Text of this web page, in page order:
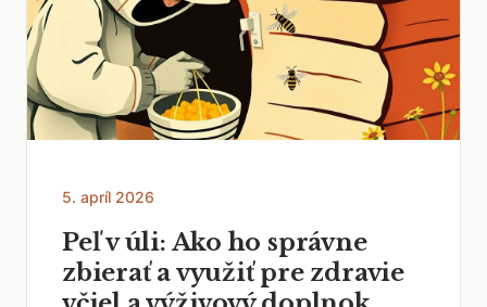
5. apríl 2026
Peľ v úli: Ako ho správne
zbierať a využiť pre zdravie